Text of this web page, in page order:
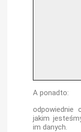
A ponadto:
odpowiednie
jakim
im danych.